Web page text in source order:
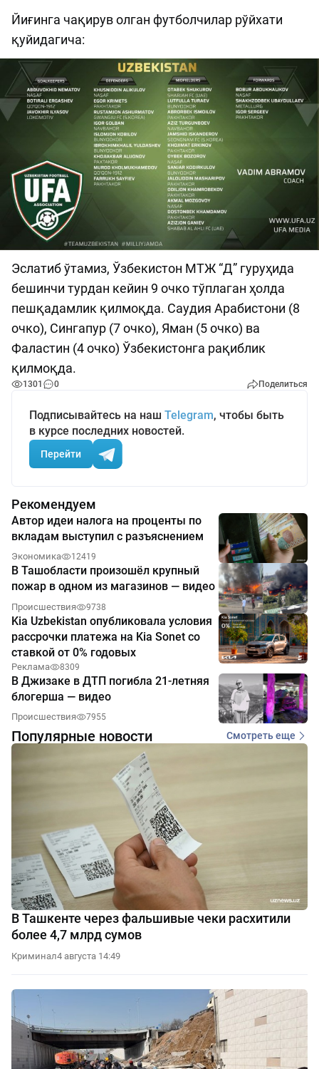
Йиғинга чақирув олган футболчилар рўйхати
қуйидагича:
Эслатиб ўтамиз, Ўзбекистон МТЖ “Д” гуруҳида
бешинчи турдан кейин 9 очко тўплаган ҳолда
пешқадамлик қилмоқда. Саудия Арабистони (8
очко), Сингапур (7 очко), Яман (5 очко) ва
Фаластин (4 очко) Ўзбекистонга рақиблик
қилмоқда.
1301 0 Поделиться
Подписывайтесь на наш Telegram, чтобы быть
в курсе последних новостей.
Перейти
Рекомендуем
Автор идеи налога на проценты по
вкладам выступил с разъяснением
Экономика 12419
В Ташобласти произошёл крупный
пожар в одном из магазинов — видео
Происшествия 9738
Kia Uzbekistan опубликовала условия
рассрочки платежа на Kia Sonet со
ставкой от 0% годовых
Реклама 8309
В Джизаке в ДТП погибла 21-летняя
блогерша — видео
Происшествия 7955
Популярные новости Смотреть еще
В Ташкенте через фальшивые чеки расхитили
более 4,7 млрд сумов
Криминал4 августа 14:49